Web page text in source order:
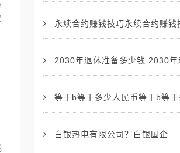
永续合约赚钱技巧永续合约赚钱
2030年退休准备多少钱 2030年
等于b等于多少人民币等于b等于
白银热电有限公司？白银国企